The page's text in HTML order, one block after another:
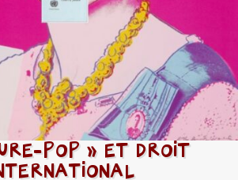
POP » ET DROIT